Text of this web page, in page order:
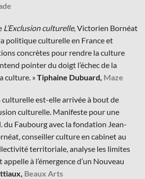
L’Exclusion culturelle, Victorien Bornéat
politique culturelle en France et
concrètes pour rendre la culture
pointer du doigt l’échec de la
culture. »Tiphaine Dubuard, Maze
est-elle arrivée à bout de
culturelle. Manifeste pour une
du Faubourg avec la fondation Jean-
conseiller culture en cabinet au
territoriale, analyse les limites
à l’émergence d’un Nouveau
Beaux Arts